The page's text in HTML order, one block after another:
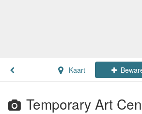
Kaart
Temporary Art